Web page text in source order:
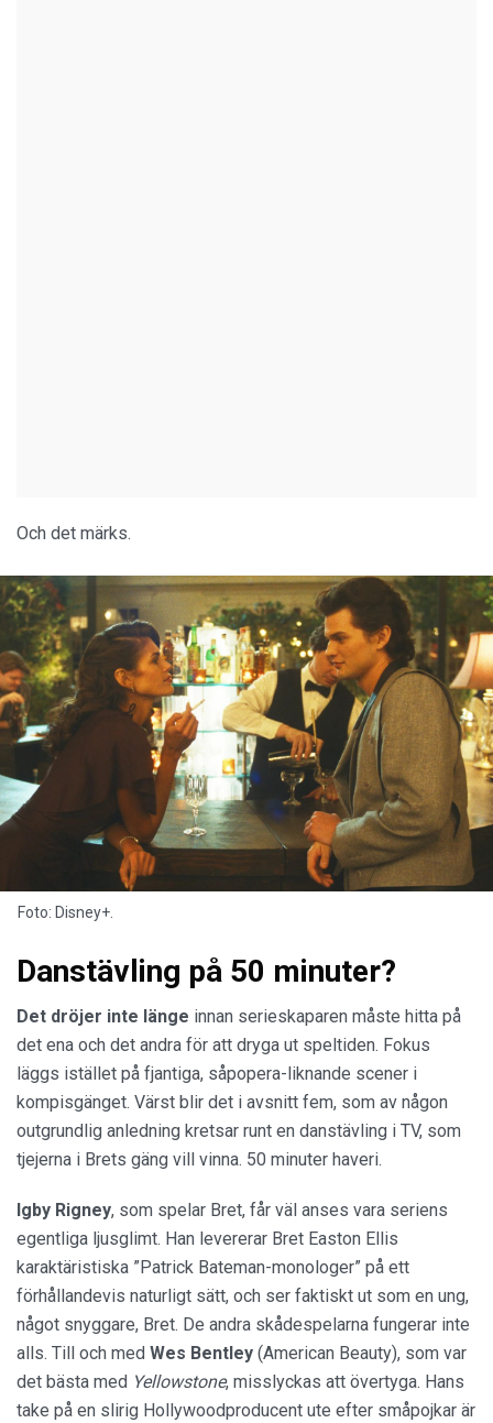
Och det märks.
Foto: Disney+.
Danstävling på 50 minuter?
Det dröjer inte länge innan serieskaparen måste hitta på
det ena och det andra för att dryga ut speltiden. Fokus
läggs istället på fjantiga, såpopera-liknande scener i
kompisgänget. Värst blir det i avsnitt fem, som av någon
outgrundlig anledning kretsar runt en danstävling i TV, som
tjejerna i Brets gäng vill vinna. 50 minuter haveri.
Igby Rigney, som spelar Bret, får väl anses vara seriens
egentliga ljusglimt. Han levererar Bret Easton Ellis
karaktäristiska ”Patrick Bateman-monologer” på ett
förhållandevis naturligt sätt, och ser faktiskt ut som en ung,
något snyggare, Bret. De andra skådespelarna fungerar inte
alls. Till och med Wes Bentley (American Beauty), som var
det bästa med Yellowstone, misslyckas att övertyga. Hans
take på en slirig Hollywoodproducent ute efter småpojkar är